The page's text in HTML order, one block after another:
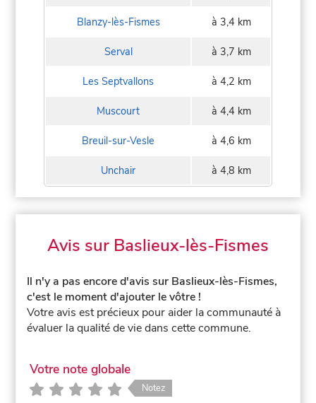
Blanzy-lès-Fismes à 3,4 km
Serval à 3,7 km
Les Septvallons à 4,2 km
Muscourt à 4,4 km
Breuil-sur-Vesle à 4,6 km
Unchair à 4,8 km
Avis sur Baslieux-lès-Fismes
Il n'y a pas encore d'avis sur Baslieux-lès-Fismes,
c'est le moment d'ajouter le vôtre !
Votre avis est précieux pour aider la communauté à
évaluer la qualité de vie dans cette commune.
Votre note globale
Notez